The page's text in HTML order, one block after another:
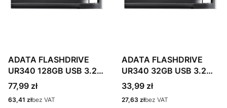
ADATA FLASHDRIVE
UR340 128GB USB 3.2
BLACK
Cena
77,99 zł
Cena
63,41 złbez VAT
ADATA FLASHDRIVE
UR340 32GB USB 3.2
BLACK
Cena
33,99 zł
Cena
27,63 złbez VAT